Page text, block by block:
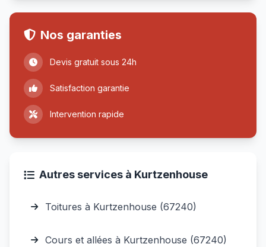
Nos garanties
Devis gratuit sous 24h
Satisfaction garantie
Intervention rapide
Autres services à Kurtzenhouse
Toitures à Kurtzenhouse (67240)
Cours et allées à Kurtzenhouse (67240)